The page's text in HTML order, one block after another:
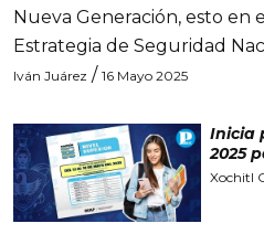
Nueva Generación, esto en
Estrategia de Seguridad
Iván Juárez / 16 Mayo 2025
Inicia
2025
Xochitl